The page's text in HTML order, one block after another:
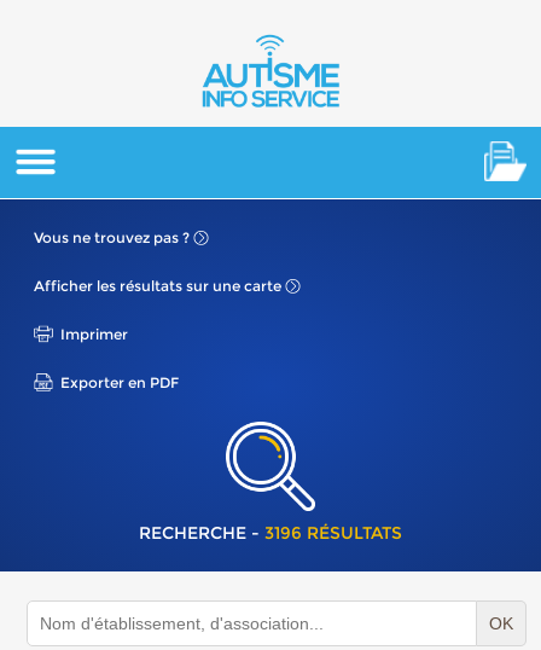
Vous ne trouvez pas ?
Afficher les résultats sur une carte
Imprimer
Exporter en PDF
RECHERCHE - 3196 RÉSULTATS
OK